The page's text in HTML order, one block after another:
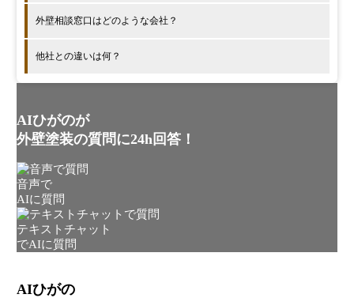
外壁相談窓口はどのような会社？
他社との違いは何？
AIひがのが
外壁塗装の質問に24h回答！
音声で
AIに質問
テキストチャット
でAIに質問
AIひがの